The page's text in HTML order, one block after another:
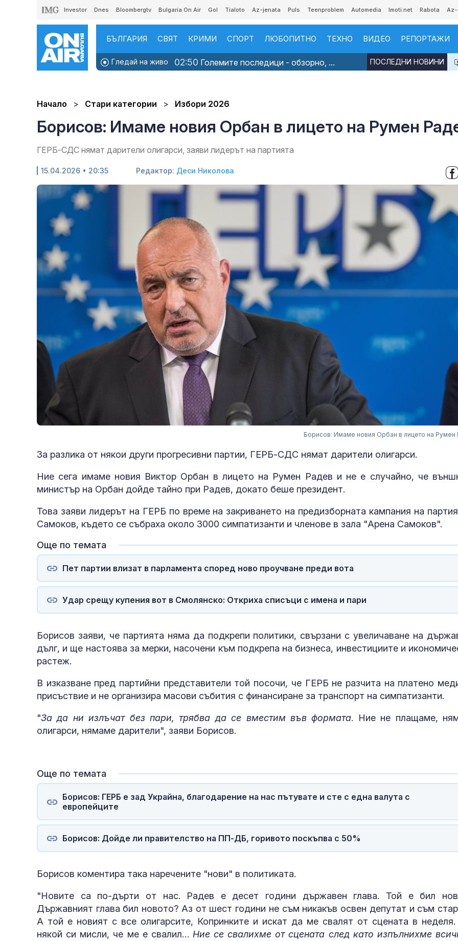
Investor Dnes Bloombergtv Bulgaria On Air Gol Tialoto Az-jenata Puls Teenproblem Automedia Imoti.net Rabota
БЪЛГАРИЯ СВЯТ КРИМИ СПОРТ ЛЮБОПИТНО ТЕХНО ВИДЕО РЕПОРТАЖИ
Гледай на живо 02:50 Големите последици - обзорно, ... ПОСЛЕДНИ НОВИНИ
Начало Стари категории Избори 2026
Борисов: Имаме новия Орбан в лицето на Румен
ГЕРБ-СДС нямат дарители олигарси, заяви лидерът на партията
15.04.2026 • 20:35 Редактор: Деси Николова
Борисов: Имаме новия Орбан в лицето на Румен
За разлика от някои други прогресивни партии, ГЕРБ-СДС нямат дарители олигарси.
Ние сега имаме новия Виктор Орбан в лицето на Румен Радев и не е случайно, че
министър на Орбан дойде тайно при Радев, докато беше президент.
Това заяви лидерът на ГЕРБ по време на закриването на предизборната кампания на
Самоков, където се събраха около 3000 симпатизанти и членове в зала "Арена Самоков".
Още по темата
Пет партии влизат в парламента според ново проучване преди вота
Удар срещу купения вот в Смолянско: Откриха списъци с имена и пари
Борисов заяви, че партията няма да подкрепи политики, свързани с увеличаване на
дълг, и ще настоява за мерки, насочени към подкрепа на бизнеса, инвестициите и
растеж.
В изказване пред партийни представители той посочи, че ГЕРБ не разчита на платено
присъствие и не организира масови събития с финансиране за транспорт на симпатизанти.
"За да ни излъчат без пари, трябва да се вместим във формата. Ние не плащаме,
олигарси, нямаме дарители", заяви Борисов.
Още по темата
Борисов: ГЕРБ е зад Украйна, благодарение на нас пътувате и сте с една валута с
европейците
Борисов: Дойде ли правителство на ПП-ДБ, горивото поскъпва с 50%
Борисов коментира така наречените "нови" в политиката.
"Новите са по-дърти от нас. Радев е десет години държавен глава. Той е бил
Държавният глава бил новото? Аз от шест години не съм никакъв освен депутат и съм
А той е новият с все олигарсите, Копринките и искат да ме свалят от сцената в
някой си мисли, че ме е свалил… Ние се свалихме от сцената след като изпълнихме
За
в рокля
Китай тества
опасни мисии:
Как войните
енергиен шок